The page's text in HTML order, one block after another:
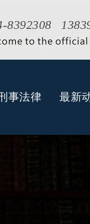
8392308
事法律 最新